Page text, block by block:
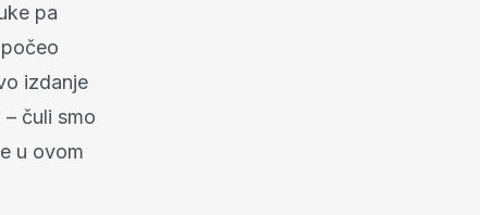
pa
izdanje
čuli smo
u ovom